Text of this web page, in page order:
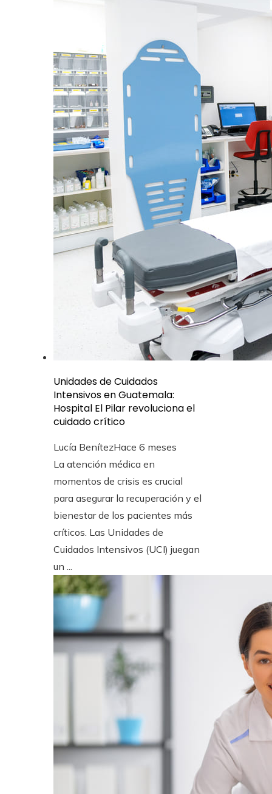
Unidades de Cuidados
Intensivos en Guatemala:
Hospital El Pilar revoluciona el
cuidado crítico
Lucía BenítezHace 6 meses
La atención médica en
momentos de crisis es crucial
para asegurar la recuperación y el
bienestar de los pacientes más
críticos. Las Unidades de
Cuidados Intensivos (UCI) juegan
un ...